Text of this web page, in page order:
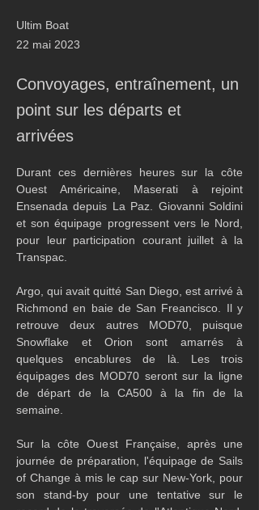
Ultim Boat
22 mai 2023
Convoyages, entraînement, un
point sur les départs et
arrivées
Durant ces dernières heures sur la côte
Ouest Américaine, Maserati à rejoint
Ensenada depuis La Paz. Giovanni Soldini
et son équipage progressent vers le Nord,
pour leur participation courant juillet à la
Transpac.
Argo, qui avait quitté San Diego, est arrivé à
Richmond en baie de San Freancisco. Il y
retrouve deux autres MOD70, puisque
Snowflake et Orion sont amarrés à
quelques encablures de là. Les trois
équipages des MOD70 seront sur la ligne
de départ de la CA500 à la fin de la
semaine.
Sur la côte Ouest Française, après une
journée de préparation, l'équipage de Sails
of Change à mis le cap sur New-York, pour
son stand-by pour une tentative sur le